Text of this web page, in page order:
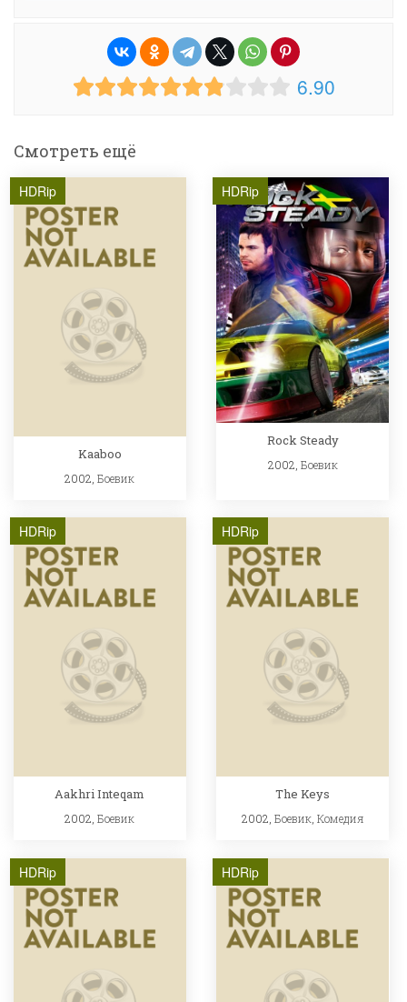
6.90
Смотреть ещё
HDRip
Kaaboo
2002,Боевик
HDRip
Rock Steady
2002, Боевик
HDRip
Aakhri Inteqam
2002,Боевик
HDRip
The Keys
2002, Боевик, Комедия
HDRip HDRip